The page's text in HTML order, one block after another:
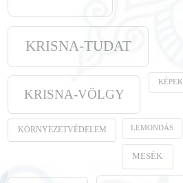
KRISNA-TUDAT
KRISNA-VÖLGY
KÉPEK
KÖRNYEZETVÉDELEM LEMONDÁS
MESÉK